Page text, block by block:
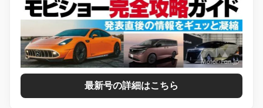
最新号の詳細はこちら